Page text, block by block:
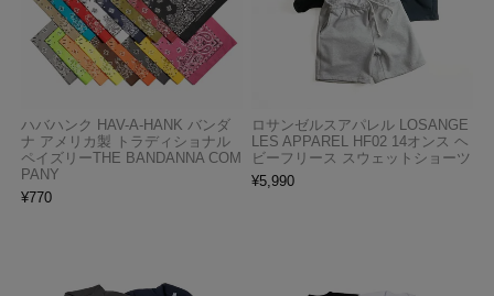
ハバハンク HAV-A-HANK バンダ
ナ アメリカ製 トラディショナル
ペイズリーTHE BANDANNA COM
PANY
¥770
ロサンゼルスアパレル LOSANGE
LES APPAREL HF02 14オンス ヘ
ビーフリース スウェットショーツ
¥5,990